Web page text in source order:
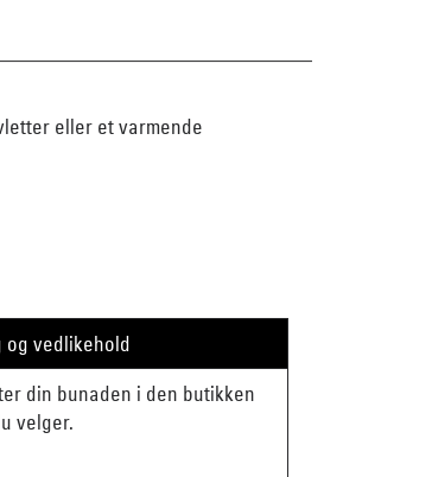
eller et varmende
og vedlikehold
din bunaden i den butikken
velger.